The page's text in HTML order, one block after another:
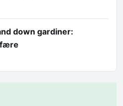
down gardiner: